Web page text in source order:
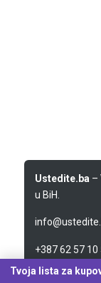
Ustedite.ba –
u BiH.
+387 62 57 10
Sarajevo,
Tvoja lista za